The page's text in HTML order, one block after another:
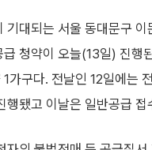
대되는 서울 동대문구 이
청약이 오늘(13일) 진행
가구다. 전날인 12일에는
행됐고 이날은 일반공급 접